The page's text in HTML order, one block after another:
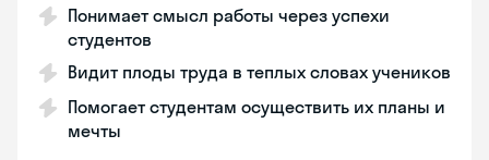
Понимает смысл работы через успехи
студентов
Видит плоды труда в теплых словах учеников
Помогает студентам осуществить их планы и
мечты